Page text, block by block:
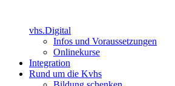
vhs.Digital
Infos und Voraussetzungen
Onlinekurse
Integration
Rund um die Kvhs